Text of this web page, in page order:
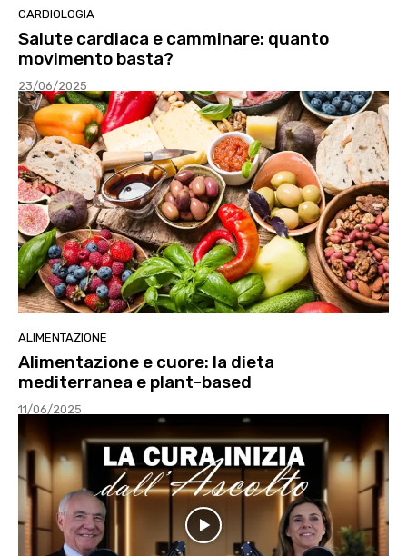
CARDIOLOGIA
Salute cardiaca e camminare: quanto
movimento basta?
23/06/2025
ALIMENTAZIONE
Alimentazione e cuore: la dieta
mediterranea e plant-based
11/06/2025